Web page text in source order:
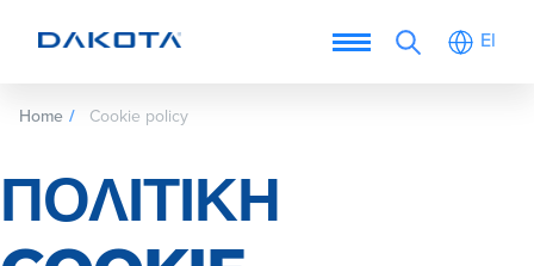
El
Home Cookie policy
ΠΟΛΙΤΙΚΉ